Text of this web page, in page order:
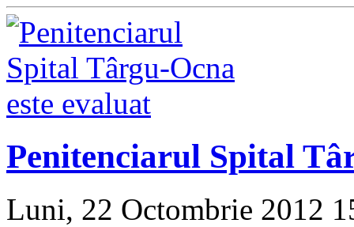
Penitenciarul Spital
Luni, 22 Octombrie 2012